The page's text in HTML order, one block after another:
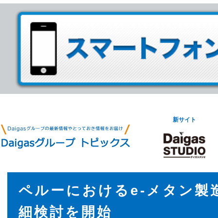
新サイト
ペルーにおけるe-メタン製
細検討を開始